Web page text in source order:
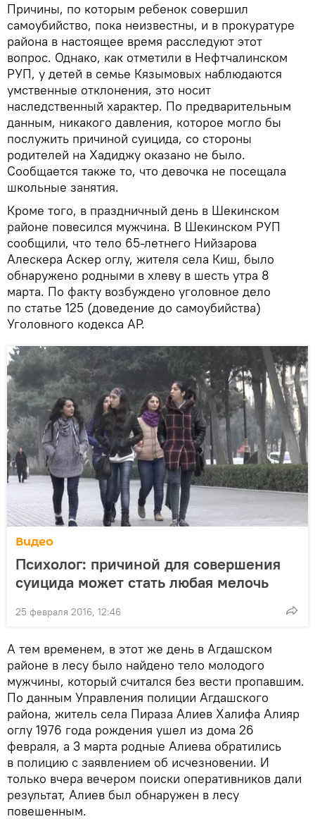
Причины, по которым ребенок совершил
самоубийство, пока неизвестны, и в прокуратуре
района в настоящее время расследуют этот
вопрос. Однако, как отметили в Нефтчалинском
РУП, у детей в семье Кязымовых наблюдаются
умственные отклонения, это носит
наследственный характер. По предварительным
данным, никакого давления, которое могло бы
послужить причиной суицида, со стороны
родителей на Хадиджу оказано не было.
Сообщается также то, что девочка не посещала
школьные занятия.
Кроме того, в праздничный день в Шекинском
районе повесился мужчина. В Шекинском РУП
сообщили, что тело 65-летнего Нийзарова
Алескера Аскер оглу, жителя села Киш, было
обнаружено родными в хлеву в шесть утра 8
марта. По факту возбуждено уголовное дело
по статье 125 (доведение до самоубийства)
Уголовного кодекса АР.
Видео
Психолог: причиной для совершения
суицида может стать любая мелочь
25 февраля 2016, 12:46
А тем временем, в этот же день в Агдашском
районе в лесу было найдено тело молодого
мужчины, который считался без вести пропавшим.
По данным Управления полиции Агдашского
района, житель села Пираза Алиев Халифа Алияр
оглу 1976 года рождения ушел из дома 26
февраля, а 3 марта родные Алиева обратились
в полицию с заявлением об исчезновении. И
только вчера вечером поиски оперативников дали
результат, Алиев был обнаружен в лесу
повешенным.